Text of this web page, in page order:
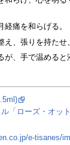
経痛を和らげる。
え、張りを持たせ
、手で温めると
「ローズ・オッ
e-tisanes/